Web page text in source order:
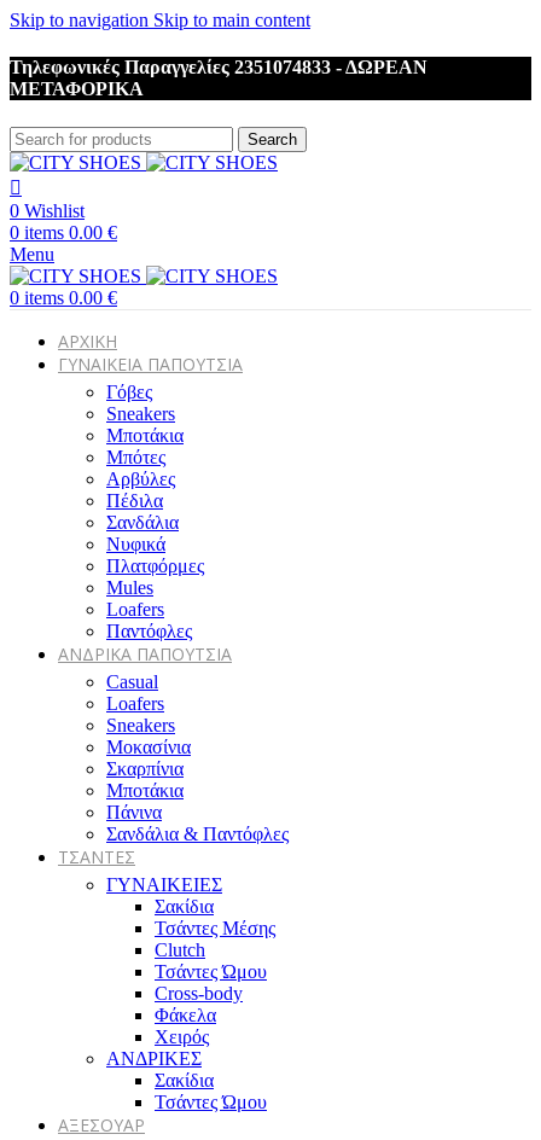
Skip to navigation Skip to main content
Τηλεφωνικές Παραγγελίες 2351074833 - ΔΩΡΕΑΝ
ΜΕΤΑΦΟΡΙΚΑ
Search
0 Wishlist
0 items 0.00 €
Menu
0 items 0.00 €
ΑΡΧΙΚΗ
ΓΥΝΑΙΚΕΙΑ ΠΑΠΟΥΤΣΙΑ
Γόβες
Sneakers
Μποτάκια
Μπότες
Αρβύλες
Πέδιλα
Σανδάλια
Νυφικά
Πλατφόρμες
Mules
Loafers
Παντόφλες
ΑΝΔΡΙΚΑ ΠΑΠΟΥΤΣΙΑ
Casual
Loafers
Sneakers
Μοκασίνια
Σκαρπίνια
Μποτάκια
Πάνινα
Σανδάλια & Παντόφλες
ΤΣΑΝΤΕΣ
ΓΥΝΑΙΚΕΙΕΣ
Σακίδια
Τσάντες Μέσης
Clutch
Τσάντες Ώμου
Cross-body
Φάκελα
Χειρός
ΑΝΔΡΙΚΕΣ
Σακίδια
Τσάντες Ώμου
ΑΞΕΣΟΥΑΡ